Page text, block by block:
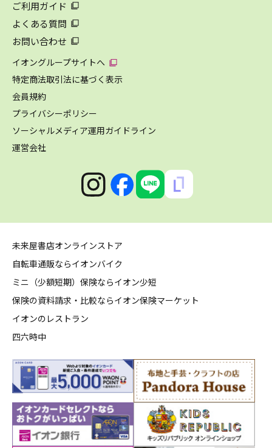
ご利用ガイド
よくある質問
お問い合わせ
イオングループサイトへ
特定商法取引法に基づく表示
会員規約
プライバシーポリシー
ソーシャルメディア運用ガイドライン
運営会社
未来屋書店オンラインストア
自転車通販ならイオンバイク
ミニ（少額短期）保険ならイオン少短
保険の資料請求・比較ならイオン保険マーケット
イオンのレストラン
四六時中